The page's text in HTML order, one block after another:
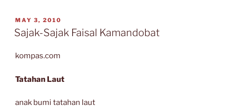
SURAT
POSTED
ON
MAY 3, 2010
Sajak-Sajak Faisal Kamandobat
kompas.com
Tatahan Laut
anak bumi tatahan laut